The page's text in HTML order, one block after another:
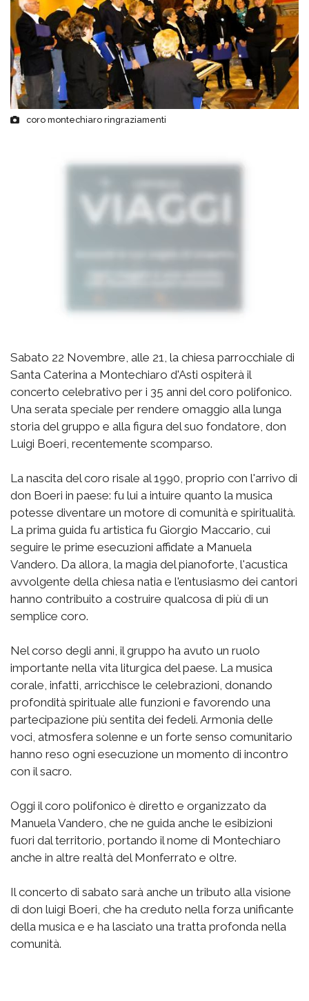
coro montechiaro ringraziamenti
Sabato 22 Novembre, alle 21, la chiesa parrocchiale di
Santa Caterina a Montechiaro d'Asti ospiterà il
concerto celebrativo per i 35 anni del coro polifonico.
Una serata speciale per rendere omaggio alla lunga
storia del gruppo e alla figura del suo fondatore, don
Luigi Boeri, recentemente scomparso.
La nascita del coro risale al 1990, proprio con l'arrivo di
don Boeri in paese: fu lui a intuire quanto la musica
potesse diventare un motore di comunità e spiritualità.
La prima guida fu artistica fu Giorgio Maccario, cui
seguire le prime esecuzioni affidate a Manuela
Vandero. Da allora, la magia del pianoforte, l'acustica
avvolgente della chiesa natia e l'entusiasmo dei cantori
hanno contribuito a costruire qualcosa di più di un
semplice coro.
Nel corso degli anni, il gruppo ha avuto un ruolo
importante nella vita liturgica del paese. La musica
corale, infatti, arricchisce le celebrazioni, donando
profondità spirituale alle funzioni e favorendo una
partecipazione più sentita dei fedeli. Armonia delle
voci, atmosfera solenne e un forte senso comunitario
hanno reso ogni esecuzione un momento di incontro
con il sacro.
Oggi il coro polifonico è diretto e organizzato da
Manuela Vandero, che ne guida anche le esibizioni
fuori dal territorio, portando il nome di Montechiaro
anche in altre realtà del Monferrato e oltre.
Il concerto di sabato sarà anche un tributo alla visione
di don luigi Boeri, che ha creduto nella forza unificante
della musica e e ha lasciato una tratta profonda nella
comunità.